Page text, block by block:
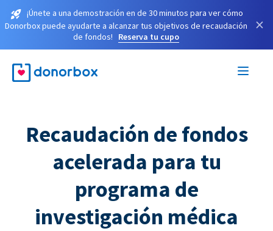
¡Únete a una demostración en de 30 minutos para ver cómo
Donorbox puede ayudarte a alcanzar tus objetivos de recaudación
de fondos!
Reserva tu cupo
×
Recaudación de fondos
acelerada para tu
programa de
investigación médica